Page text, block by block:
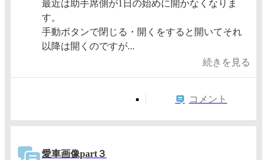
最近は助手席側が1日の始めに開かなくなりま
す。
手動ボタンで閉じる・開くをすると開いてそれ
以降は開くのですが...
続きを見る
コメント
愛車画像part３